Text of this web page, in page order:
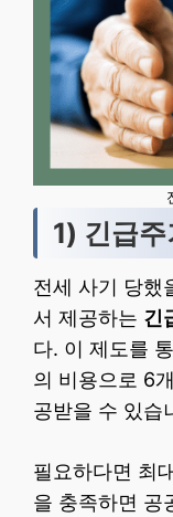
1) 긴급
전세 사기 당했
서 제공하는 긴
다. 이 제도를
의 비용으로 6
공받을 수 있습
필요하다면 최
을 충족하면 공